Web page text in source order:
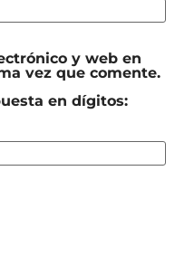
y web en
vez que comente.
en dígitos: